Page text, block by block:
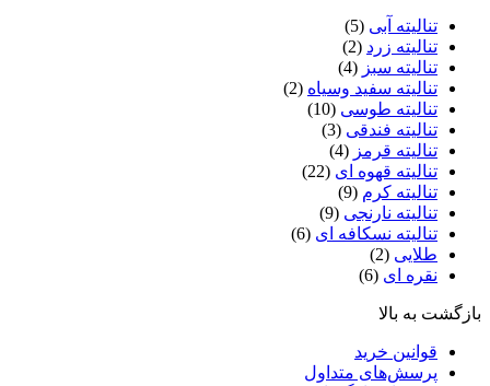
تنالیته آبی (5)
تنالیته زرد (2)
تنالیته سبز (4)
تنالیته سفید وسیاه (2)
تنالیته طوسی (10)
تنالیته فندقی (3)
تنالیته قرمز (4)
تنالیته قهوه ای (22)
تنالیته کرم (9)
تنالیته نارنجی (9)
تنالیته نسکافه ای (6)
طلایی (2)
نقره ای (6)
به بالا
قوانین خرید
پرسش‌های متداول